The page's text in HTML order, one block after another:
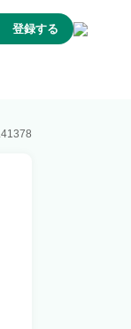
登録する
登録する
41378